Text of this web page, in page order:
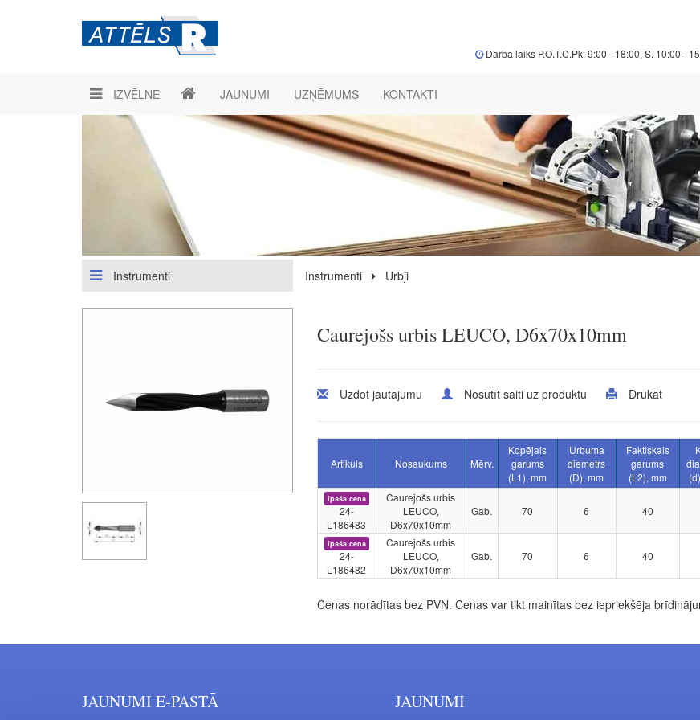
Darba laiks P.O.T.C.Pk. 9:00 - 18:00, S. 10:00 -
IZVĒLNE JAUNUMI UZŅĒMUMS KONTAKTI
Instrumenti Instrumenti Urbji
Caurejošs urbis LEUCO, D6x70x10mm
Uzdot jautājumu Nosūtīt saiti uz produktu Drukāt
Artikuls Nosaukums Mērv.
Kopējais
garums
(L1), mm
Urbuma
diemetrs
(D), mm
Faktiskais
garums
(L2), mm
īpaša cena
24-
L186483
Caurejošs urbis
LEUCO,
D6x70x10mm
Gab. 70 6 40
īpaša cena
24-
L186482
Caurejošs urbis
LEUCO,
D6x70x10mm
Gab. 70 6 40
Cenas norādītas bez PVN. Cenas var tikt mainītas bez iepriekšēja
JAUNUMI E-PASTĀ JAUNUMI